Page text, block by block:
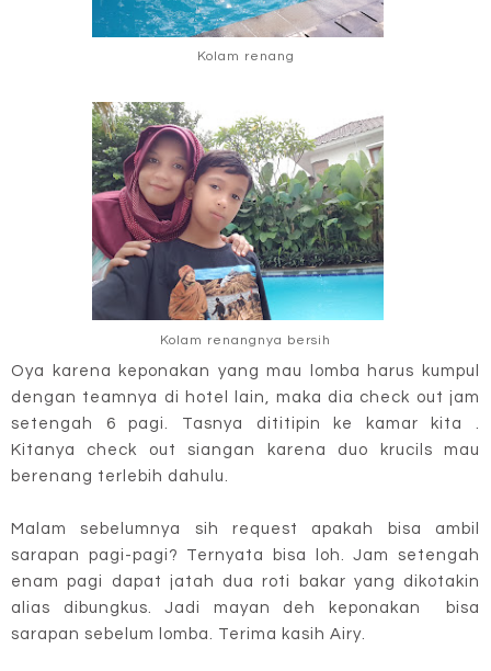
Kolam renang
Kolam renangnya bersih
Oya karena keponakan yang mau lomba harus kumpul
dengan teamnya di hotel lain, maka dia check out jam
setengah 6 pagi. Tasnya dititipin ke kamar kita .
Kitanya check out siangan karena duo krucils mau
berenang terlebih dahulu.
Malam sebelumnya sih request apakah bisa ambil
sarapan pagi-pagi? Ternyata bisa loh. Jam setengah
enam pagi dapat jatah dua roti bakar yang dikotakin
alias dibungkus. Jadi mayan deh keponakan bisa
sarapan sebelum lomba. Terima kasih Airy.